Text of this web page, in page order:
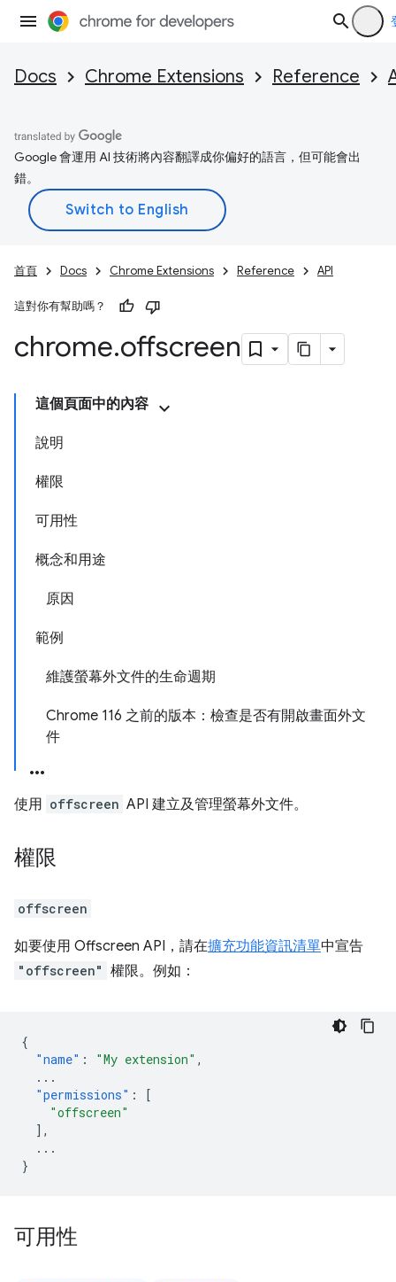
Docs Chrome Extensions Reference
Google 會運用 AI 技術將內容翻譯成你偏好的語言，但可能會出
錯。
首頁 Docs Chrome Extensions Reference API
這對你有幫助嗎？
chrome.offscreen
這個頁面中的內容
說明
權限
可用性
概念和用途
原因
範例
維護螢幕外文件的生命週期
Chrome 116 之前的版本：檢查是否有開啟畫面外文
件
使用 offscreen API 建立及管理螢幕外文件。
權限
offscreen
如要使用 Offscreen API，請在擴充功能資訊清單中宣告
"offscreen" 權限。例如：
{
"name" : "My extension" ,
...
"permissions" :
[
"offscreen"
],
...
}
可用性